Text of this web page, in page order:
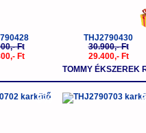
Ft
Ft
THJ2790430
30.900,- Ft
29.400,- Ft
TOMMY ÉKSZEREK
-5% -